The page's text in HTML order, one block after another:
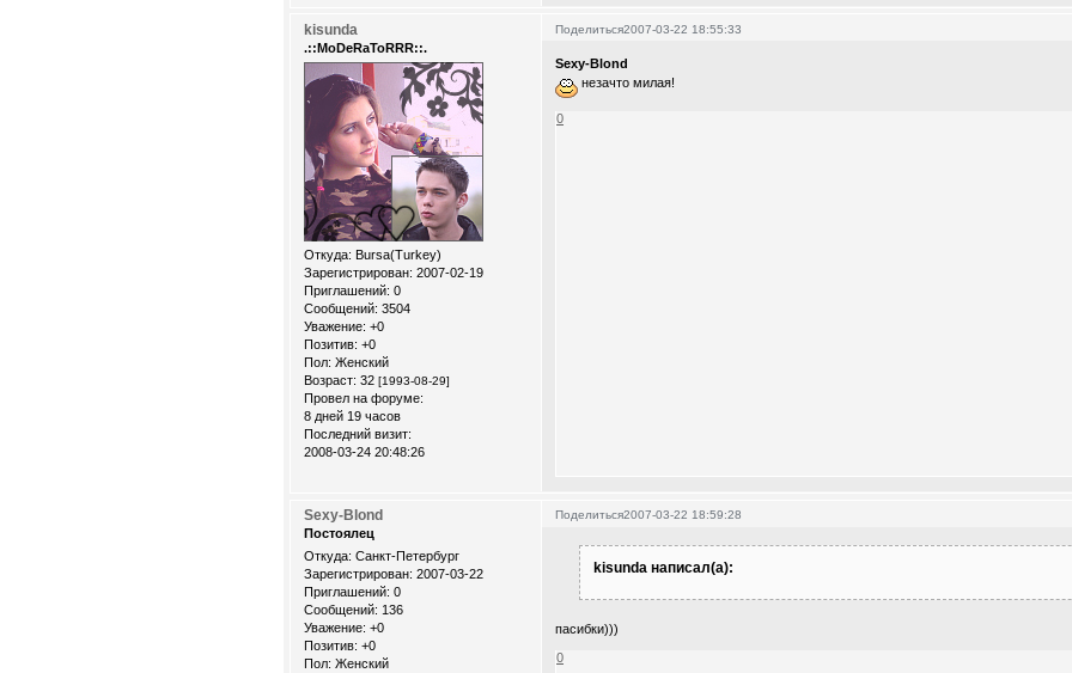
Поделиться2007-03-22 18:55:33
kisunda
.::MoDeRaToRRR::.
Откуда: Bursa(Turkey)
Зарегистрирован: 2007-02-19
Приглашений: 0
Сообщений: 3504
Уважение: +0
Позитив: +0
Пол: Женский
Возраст: 32 [1993-08-29]
Провел на форуме:
8 дней 19 часов
Последний визит:
2008-03-24 20:48:26
Sexy-Blond
незачто милая!
0
Поделиться2007-03-22 18:59:28
Sexy-Blond
Постоялец
Откуда: Санкт-Петербург
Зарегистрирован: 2007-03-22
Приглашений: 0
Сообщений: 136
Уважение: +0
Позитив: +0
Пол: Женский
kisunda написал(а):
пасибки)))
0